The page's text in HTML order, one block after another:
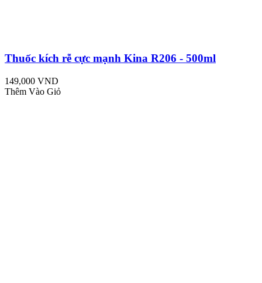
Thuốc kích rễ cực mạnh Kina R206 - 500ml
149,000 VND
Thêm Vào Giỏ